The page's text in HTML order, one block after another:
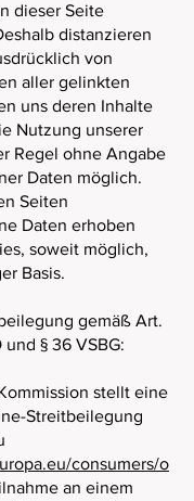
dieser Seite
distanzieren
von
aller gelinkten
uns deren Inhalte
Nutzung unserer
Regel ohne Angabe
Daten möglich.
Seiten
Daten erhoben
soweit möglich,
Basis.
gemäß Art.
und § 36 VSBG:
stellt eine
Streitbeilegung
consumers/o
an einem